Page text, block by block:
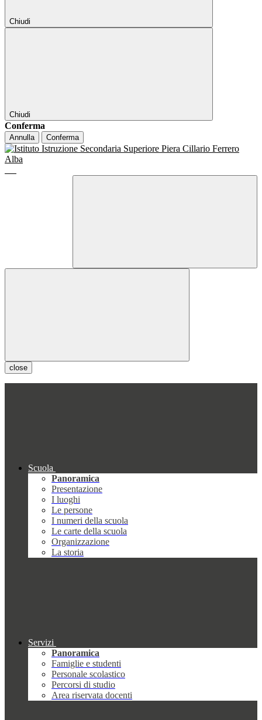
Chiudi
Chiudi
Conferma
Annulla Conferma
close
Scuola
Panoramica
Presentazione
I luoghi
Le persone
I numeri della scuola
Le carte della scuola
Organizzazione
La storia
Servizi
Panoramica
Famiglie e studenti
Personale scolastico
Percorsi di studio
Area riservata docenti